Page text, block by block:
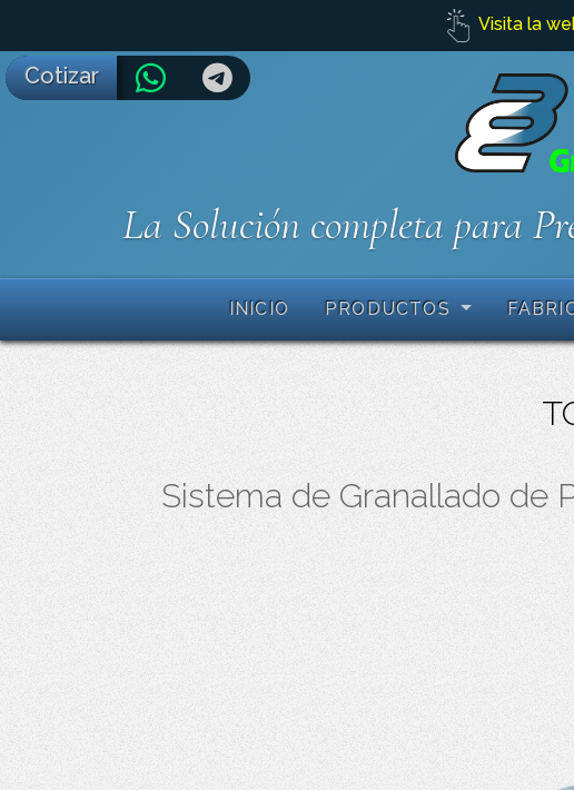
Visita la
La Solución completa para
INICIO PRODUCTOS
Sistema de Granallado de
Cotizar